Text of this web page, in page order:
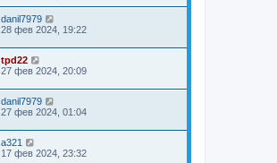
danil7979
28 фев 2024, 19:22
tpd22
27 фев 2024, 20:09
danil7979
27 фев 2024, 01:04
a321
17 фев 2024, 23:32